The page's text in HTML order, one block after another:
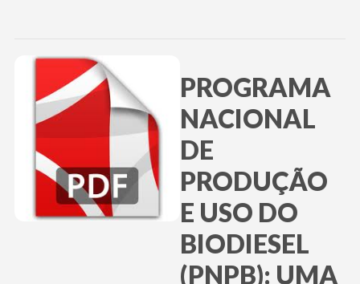
PROGRAMA
NACIONAL
DE
PRODUÇÃO
E USO DO
BIODIESEL
(PNPB): UMA